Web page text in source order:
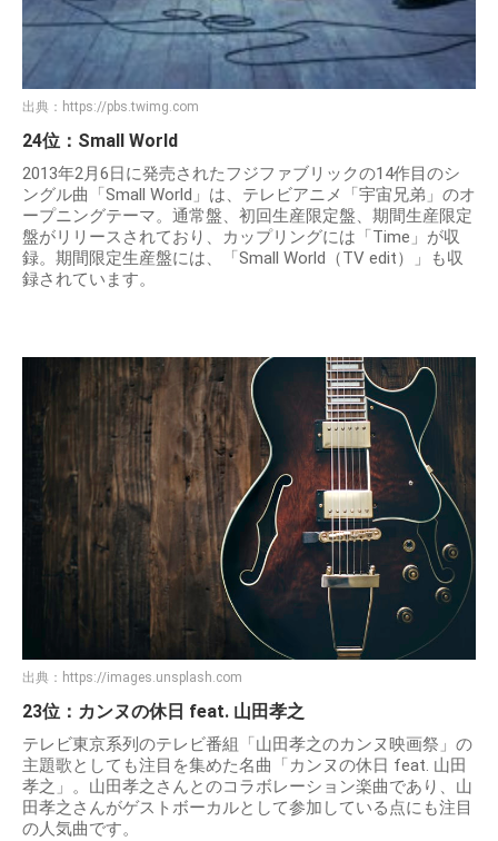
出典： https://pbs.twimg.com
24位：Small World
2013年2月6日に発売されたフジファブリックの14作目のシ
ングル曲「Small World」は、テレビアニメ「宇宙兄弟」のオ
ープニングテーマ。通常盤、初回生産限定盤、期間生産限定
盤がリリースされており、カップリングには「Time」が収
録。期間限定生産盤には、「Small World（TV edit）」も収
録されています。
出典： https://images.unsplash.com
23位：カンヌの休日 feat. 山田孝之
テレビ東京系列のテレビ番組「山田孝之のカンヌ映画祭」の
主題歌としても注目を集めた名曲「カンヌの休日 feat. 山田
孝之」。山田孝之さんとのコラボレーション楽曲であり、山
田孝之さんがゲストボーカルとして参加している点にも注目
の人気曲です。